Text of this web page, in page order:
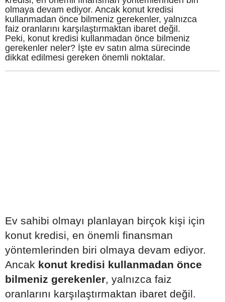
olmaya devam ediyor. Ancak konut kredisi
kullanmadan önce bilmeniz gerekenler, yalnızca
faiz oranlarını karşılaştırmaktan ibaret değil.
Peki, konut kredisi kullanmadan önce bilmeniz
gerekenler neler? İşte ev satın alma sürecinde
dikkat edilmesi gereken önemli noktalar.
Ev sahibi olmayı planlayan birçok kişi için
konut kredisi, en önemli finansman
yöntemlerinden biri olmaya devam ediyor.
Ancak konut kredisi kullanmadan önce
bilmeniz gerekenler, yalnızca faiz
oranlarını karşılaştırmaktan ibaret değil.